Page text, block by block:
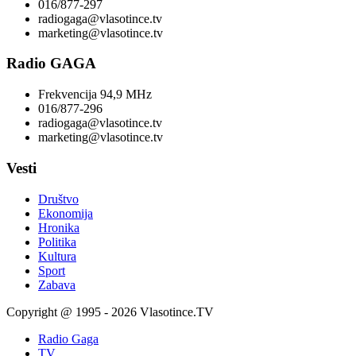
016/877-297
radiogaga@vlasotince.tv
marketing@vlasotince.tv
Radio GAGA
Frekvencija 94,9 MHz
016/877-296
radiogaga@vlasotince.tv
marketing@vlasotince.tv
Vesti
Društvo
Ekonomija
Hronika
Politika
Kultura
Sport
Zabava
Copyright @ 1995 - 2026 Vlasotince.TV
Radio Gaga
TV